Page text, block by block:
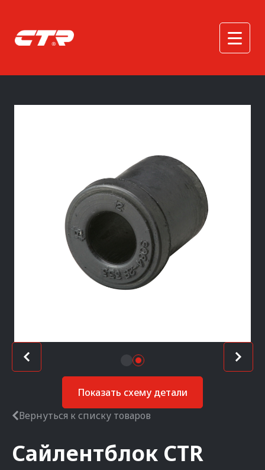
Показать схему детали
Вернуться к списку товаров
Сайлентблок CTR